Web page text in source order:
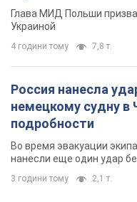
Глава МИД Польши
Украиной
4 години тому 7,8 т.
Россия нанесла
немецкому судну
подробности
Во время эвакуации
нанесли еще один удар
3 години тому 2,1 т.